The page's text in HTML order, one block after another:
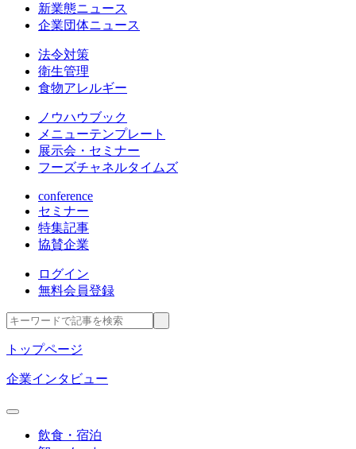
新業態ニュース
企業団体ニュース
法令対策
衛生管理
食物アレルギー
ノウハウブック
メニューテンプレート
展示会・セミナー
フーズチャネルタイムズ
conference
セミナー
特集記事
協賛企業
ログイン
無料会員登録
トップページ
企業インタビュー
飲食・宿泊